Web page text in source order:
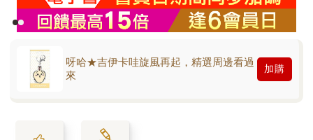
呀哈★吉伊卡哇旋風再起，精選周邊看過
來
加購